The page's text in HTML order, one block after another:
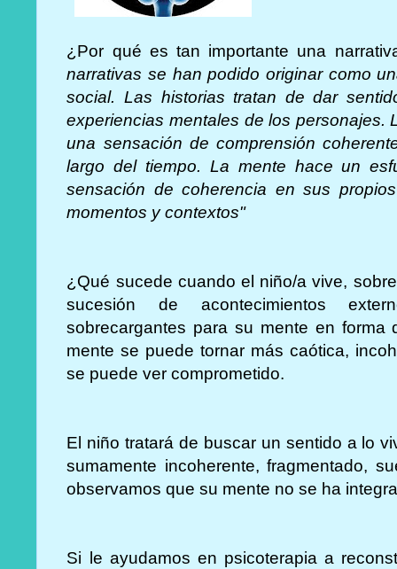
¿Por qué es tan importante una
narrativas se han podido originar como
social. Las historias tratan de dar
experiencias mentales de los personajes.
una sensación de comprensión
largo del tiempo. La mente hace un
sensación de coherencia en sus
momentos y contextos"
¿Qué sucede cuando el niño/a vive,
sucesión de acontecimientos
sobrecargantes para su mente en forma
mente se puede tornar más caótica,
se puede ver comprometido.
El niño tratará de buscar un sentido a lo
sumamente incoherente, fragmentado,
observamos que su mente no se ha
Si le ayudamos en psicoterapia a